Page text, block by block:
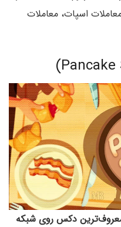
اسپات، معاملات
دکس روی شبکه